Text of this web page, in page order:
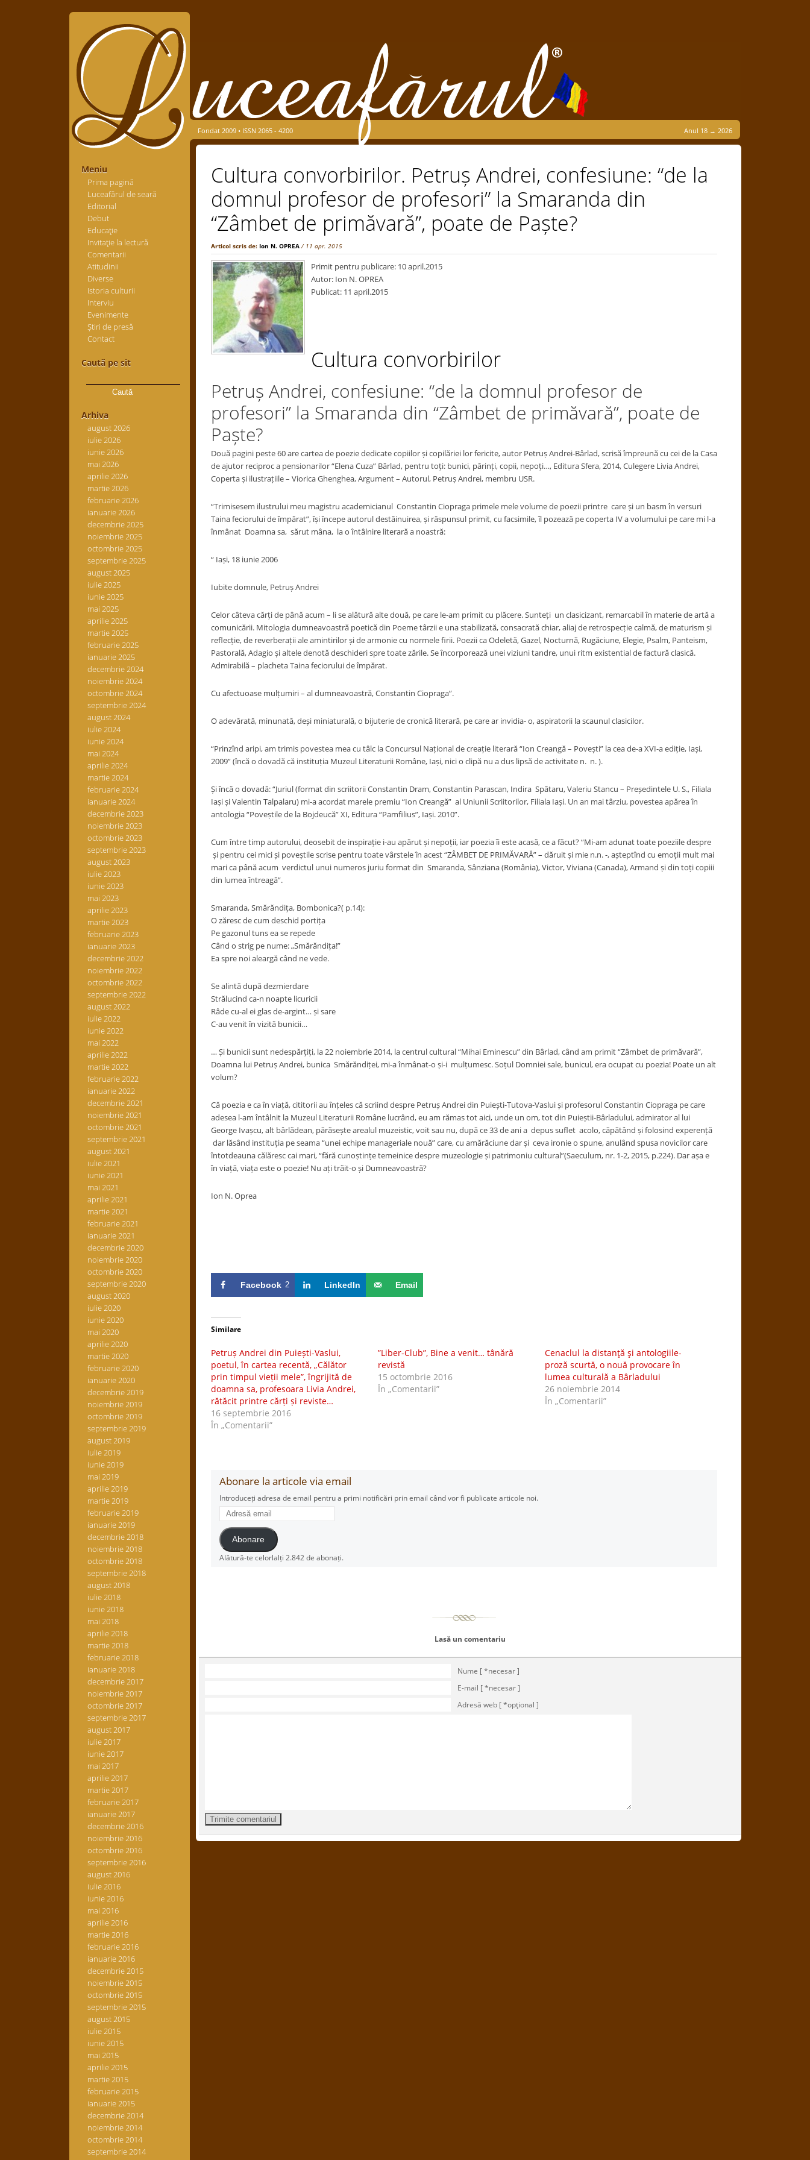
Meniu
Prima pagină
Luceafărul de seară
Editorial
Debut
Educaţie
Invitaţie la lectură
Comentarii
Atitudinii
Diverse
Istoria culturii
Interviu
Evenimente
Știri de presă
Contact
Caută pe sit
după:
Arhiva
august 2026
iulie 2026
iunie 2026
mai 2026
aprilie 2026
martie 2026
februarie 2026
ianuarie 2026
decembrie 2025
noiembrie 2025
octombrie 2025
septembrie 2025
august 2025
iulie 2025
iunie 2025
mai 2025
aprilie 2025
martie 2025
februarie 2025
ianuarie 2025
decembrie 2024
noiembrie 2024
octombrie 2024
septembrie 2024
august 2024
iulie 2024
iunie 2024
mai 2024
aprilie 2024
martie 2024
februarie 2024
ianuarie 2024
decembrie 2023
noiembrie 2023
octombrie 2023
septembrie 2023
august 2023
iulie 2023
iunie 2023
mai 2023
aprilie 2023
martie 2023
februarie 2023
ianuarie 2023
decembrie 2022
noiembrie 2022
octombrie 2022
septembrie 2022
august 2022
iulie 2022
iunie 2022
mai 2022
aprilie 2022
martie 2022
februarie 2022
ianuarie 2022
decembrie 2021
noiembrie 2021
octombrie 2021
septembrie 2021
august 2021
iulie 2021
iunie 2021
mai 2021
aprilie 2021
martie 2021
februarie 2021
ianuarie 2021
decembrie 2020
noiembrie 2020
octombrie 2020
septembrie 2020
august 2020
iulie 2020
iunie 2020
mai 2020
aprilie 2020
martie 2020
februarie 2020
ianuarie 2020
decembrie 2019
noiembrie 2019
octombrie 2019
septembrie 2019
august 2019
iulie 2019
iunie 2019
mai 2019
aprilie 2019
martie 2019
februarie 2019
ianuarie 2019
decembrie 2018
noiembrie 2018
octombrie 2018
septembrie 2018
august 2018
iulie 2018
iunie 2018
mai 2018
aprilie 2018
martie 2018
februarie 2018
ianuarie 2018
decembrie 2017
noiembrie 2017
octombrie 2017
septembrie 2017
august 2017
iulie 2017
iunie 2017
mai 2017
aprilie 2017
martie 2017
februarie 2017
ianuarie 2017
decembrie 2016
noiembrie 2016
octombrie 2016
septembrie 2016
august 2016
iulie 2016
iunie 2016
mai 2016
aprilie 2016
martie 2016
februarie 2016
ianuarie 2016
decembrie 2015
noiembrie 2015
octombrie 2015
septembrie 2015
august 2015
iulie 2015
iunie 2015
mai 2015
aprilie 2015
martie 2015
februarie 2015
ianuarie 2015
decembrie 2014
noiembrie 2014
octombrie 2014
septembrie 2014
Fondat 2009 • ISSN 2065 - 4200 Anul 18 → 2026
Cultura convorbirilor. Petruș Andrei, confesiune: “de la
domnul profesor de profesori” la Smaranda din
“Zâmbet de primăvară”, poate de Paște?
Articol scris de: Ion N. OPREA / 11 apr. 2015
Primit pentru publicare: 10 april.2015
Autor: Ion N. OPREA
Publicat: 11 april.2015
Cultura convorbirilor
Petruș Andrei, confesiune: “de la domnul profesor de
profesori” la Smaranda din “Zâmbet de primăvară”, poate de
Paște?
Două pagini peste 60 are cartea de poezie dedicate copiilor și copilăriei lor fericite, autor Petruș Andrei-Bârlad, scrisă împreună cu cei de la Casa
de ajutor reciproc a pensionarilor “Elena Cuza” Bârlad, pentru toți: bunici, părinți, copii, nepoți…, Editura Sfera, 2014, Culegere Livia Andrei,
Coperta și ilustrațiile – Viorica Ghenghea, Argument – Autorul, Petruș Andrei, membru USR.
“Trimisesem ilustrului meu magistru academicianul Constantin Ciopraga primele mele volume de poezii printre care și un basm în versuri
Taina feciorului de împărat”, își începe autorul destăinuirea, și răspunsul primit, cu facsimile, îl pozează pe coperta IV a volumului pe care mi l-a
înmânat Doamna sa, sărut mâna, la o întâlnire literară a noastră:
“ Iași, 18 iunie 2006
Iubite domnule, Petruș Andrei
Celor câteva cărți de până acum – li se alătură alte două, pe care le-am primit cu plăcere. Sunteți un clasicizant, remarcabil în materie de artă a
comunicării. Mitologia dumneavoastră poetică din Poeme târzii e una stabilizată, consacrată chiar, aliaj de retrospecție calmă, de maturism și
reflecție, de reverberații ale amintirilor și de armonie cu normele firii. Poezii ca Odeletă, Gazel, Nocturnă, Rugăciune, Elegie, Psalm, Panteism,
Pastorală, Adagio și altele denotă deschideri spre toate zările. Se încorporează unei viziuni tandre, unui ritm existential de factură clasică.
Admirabilă – placheta Taina feciorului de împărat.
Cu afectuoase mulțumiri – al dumneavoastră, Constantin Ciopraga”.
O adevărată, minunată, deși miniaturală, o bijuterie de cronică literară, pe care ar invidia- o, aspiratorii la scaunul clasicilor.
“Prinzînd aripi, am trimis povestea mea cu tâlc la Concursul Național de creație literară “Ion Creangă – Povești” la cea de-a XVI-a ediție, Iași,
2009” (încă o dovadă că instituția Muzeul Literaturii Române, Iași, nici o clipă nu a dus lipsă de activitate n. n. ).
Și încă o dovadă: “Juriul (format din scriitorii Constantin Dram, Constantin Parascan, Indira Spătaru, Valeriu Stancu – Președintele U. S., Filiala
Iași și Valentin Talpalaru) mi-a acordat marele premiu “Ion Creangă” al Uniunii Scriitorilor, Filiala Iași. Un an mai târziu, povestea apărea în
antologia “Poveștile de la Bojdeucă” XI, Editura “Pamfilius”, Iași. 2010”.
Cum între timp autorului, deosebit de inspirație i-au apărut și nepoții, iar poezia îi este acasă, ce a făcut? “Mi-am adunat toate poeziile despre
și pentru cei mici și poveștile scrise pentru toate vârstele în acest “ZÂMBET DE PRIMĂVARĂ” – dăruit și mie n.n. -, așteptînd cu emoții mult mai
mari ca până acum verdictul unui numeros juriu format din Smaranda, Sânziana (România), Victor, Viviana (Canada), Armand și din toți copiii
din lumea întreagă”.
Smaranda, Smărăndița, Bombonica?( p.14):
O zăresc de cum deschid portița
Pe gazonul tuns ea se repede
Când o strig pe nume: „Smărăndița!”
Ea spre noi aleargă când ne vede.
Se alintă după dezmierdare
Strălucind ca-n noapte licuricii
Râde cu-al ei glas de-argint… și sare
C-au venit în vizită bunicii…
… Și bunicii sunt nedespărțiți, la 22 noiembrie 2014, la centrul cultural “Mihai Eminescu” din Bârlad, când am primit “Zâmbet de primăvară”,
Doamna lui Petruș Andrei, bunica Smărăndiței, mi-a înmânat-o și-i mulțumesc. Soțul Domniei sale, bunicul, era ocupat cu poezia! Poate un alt
volum?
Că poezia e ca în viață, cititorii au înțeles că scriind despre Petruș Andrei din Puiești-Tutova-Vaslui și profesorul Constantin Ciopraga pe care
adesea l-am întâlnit la Muzeul Literaturii Române lucrând, eu am rămas tot aici, unde un om, tot din Puieștii-Bârladului, admirator al lui
George Ivașcu, alt bârlădean, părăsește arealul muzeistic, voit sau nu, după ce 33 de ani a depus suflet acolo, căpătând și folosind experență
dar lăsând instituția pe seama “unei echipe manageriale nouă” care, cu amărăciune dar și ceva ironie o spune, anulând spusa novicilor care
întotdeauna călăresc cai mari, “fără cunoștințe temeinice despre muzeologie și patrimoniu cultural”(Saeculum, nr. 1-2, 2015, p.224). Dar așa e
în viață, viața este o poezie! Nu ați trăit-o și Dumneavoastră?
Ion N. Oprea
Facebook 2 LinkedIn Email
Similare
Petruș Andrei din Puiești-Vaslui,
poetul, în cartea recentă, „Călător
prin timpul vieții mele”, îngrijită de
doamna sa, profesoara Livia Andrei,
rătăcit printre cărți și reviste…
16 septembrie 2016
În „Comentarii”
”Liber-Club”, Bine a venit… tânără
revistă
15 octombrie 2016
În „Comentarii”
Cenaclul la distanţă şi antologiile-
proză scurtă, o nouă provocare în
lumea culturală a Bârladului
26 noiembrie 2014
În „Comentarii”
Abonare la articole via email
Introduceți adresa de email pentru a primi notificări prin email când vor fi publicate articole noi.
Adresă
email
Abonare
Alătură-te celorlalți 2.842 de abonați.
Lasă un comentariu
Nume [ *necesar ]
E-mail [ *necesar ]
Adresă web [ *opţional ]